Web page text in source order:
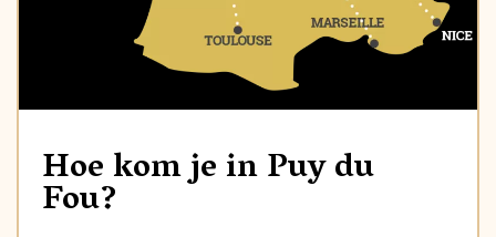
Hoe kom je in Puy du
Fou?